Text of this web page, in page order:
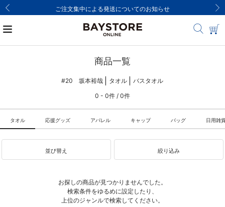
ご注文集中による発送についてのお知らせ
商品一覧
#20 坂本裕哉 タオル
バスタオル
0 - 0件 / 0件
タオル 応援グッズ アパレル キャップ バッグ 日用雑
並び替え 絞り込み
お探しの商品が見つかりませんでした。
検索条件をゆるめに設定したり、
上位のジャンルで検索してください。